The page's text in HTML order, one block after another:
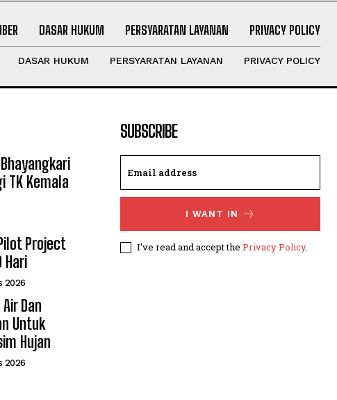
DASAR HUKUM PERSYARATAN LAYANAN PRIVACY POLICY
DASAR HUKUM PERSYARATAN LAYANAN PRIVACY POLICY
TK Kemala
Project
Hari
2026
Dan
Untuk
Hujan
2026
SUBSCRIBE
I WANT IN
I've read and accept the Privacy Policy.